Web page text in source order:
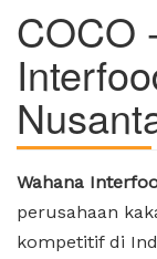
COCO
Wahana
perusahaan
kompetitif di